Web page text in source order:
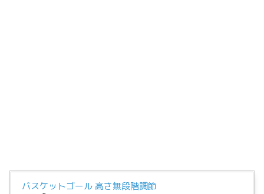
バスケットゴール 高さ無段階調節